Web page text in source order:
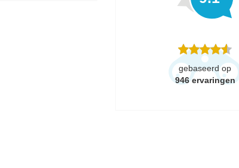
gebaseerd op
946 ervaringen